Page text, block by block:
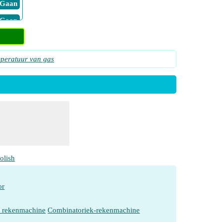
​ Gaan
​ Gaan
​ Gaan
​ Gaan
van gas
Combinatoriek-rekenmachine